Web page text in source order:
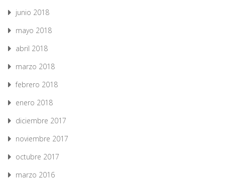
junio 2018
mayo 2018
abril 2018
marzo 2018
febrero 2018
enero 2018
diciembre 2017
noviembre 2017
octubre 2017
marzo 2016